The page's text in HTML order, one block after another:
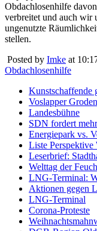
Obdachlosenhilfe
verbreitet und auch wir
ungenutzte
stellen.
Posted by Imke at
Obdachlosenhilfe
Kunstschaffende
Voslapper
Landesbühne
SDN fordert
Energiepark vs.
Liste Perspektive
Leserbrief:
Welttag der
LNG-Terminal:
Aktionen gegen
LNG-Terminal
Corona-Proteste